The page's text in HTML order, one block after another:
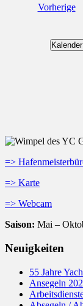
Vorherige
=>
=> Karte
=> Webcam
Saison: Mai –
Neuigkeiten
55 Jahre
Ansegeln